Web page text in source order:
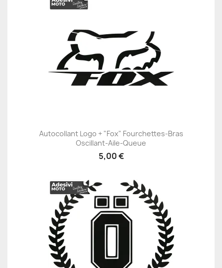
Autocollant Logo + "Fox" Fourchettes-Bras
Oscillant-Aile-Queue
5,00 €